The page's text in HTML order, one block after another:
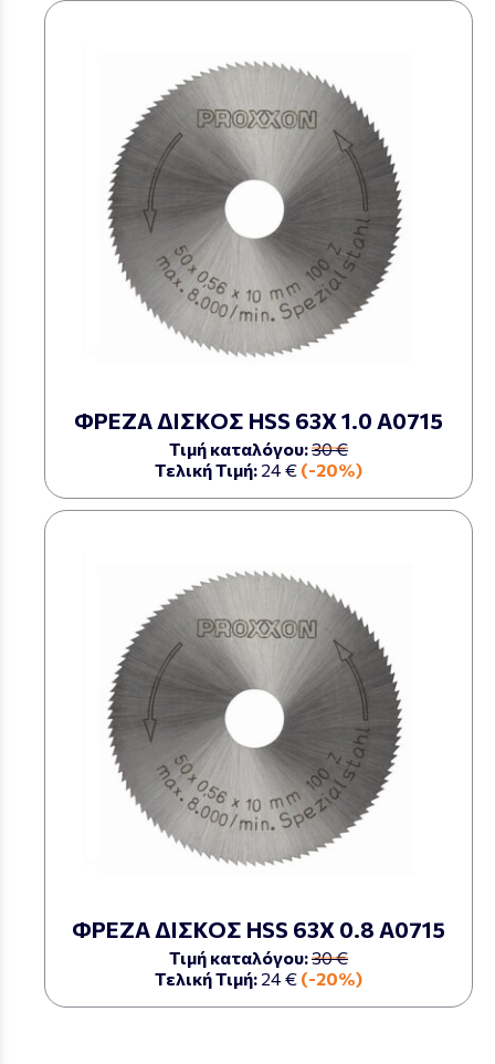
ΦΡΕΖΑ ΔΙΣΚΟΣ HSS 63Χ 1.0 Α0715
Τιμή καταλόγου:30 €
Τελική Τιμή: 24 € (-20%)
ΦΡΕΖΑ ΔΙΣΚΟΣ HSS 63Χ 0.8 Α0715
Τιμή καταλόγου:30 €
Τελική Τιμή: 24 € (-20%)